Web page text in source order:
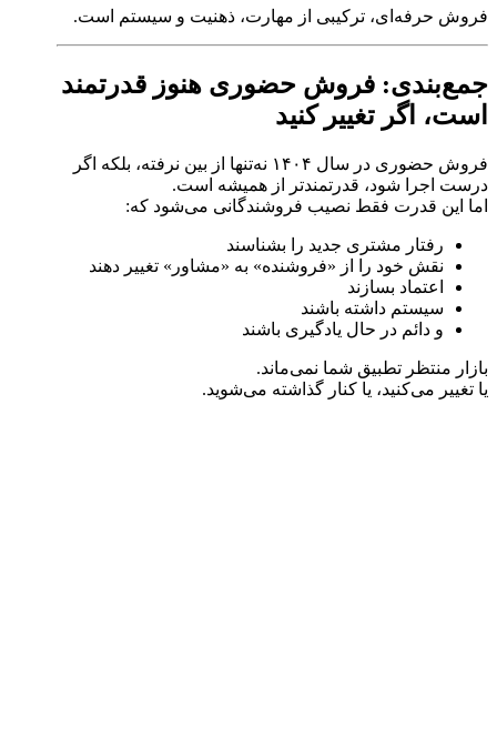
فروش حرفه‌ای، ترکیبی از مهارت، ذهنیت و سیستم است.
جمع‌بندی: فروش حضوری هنوز قدرتمند
است، اگر تغییر کنید
فروش حضوری در سال ۱۴۰۴ نه‌تنها از بین نرفته، بلکه اگر
درست اجرا شود، قدرتمندتر از همیشه است.
اما این قدرت فقط نصیب فروشندگانی می‌شود که:
رفتار مشتری جدید را بشناسند
نقش خود را از «فروشنده» به «مشاور» تغییر دهند
اعتماد بسازند
سیستم داشته باشند
و دائم در حال یادگیری باشند
بازار منتظر تطبیق شما نمی‌ماند.
یا تغییر می‌کنید، یا کنار گذاشته می‌شوید.